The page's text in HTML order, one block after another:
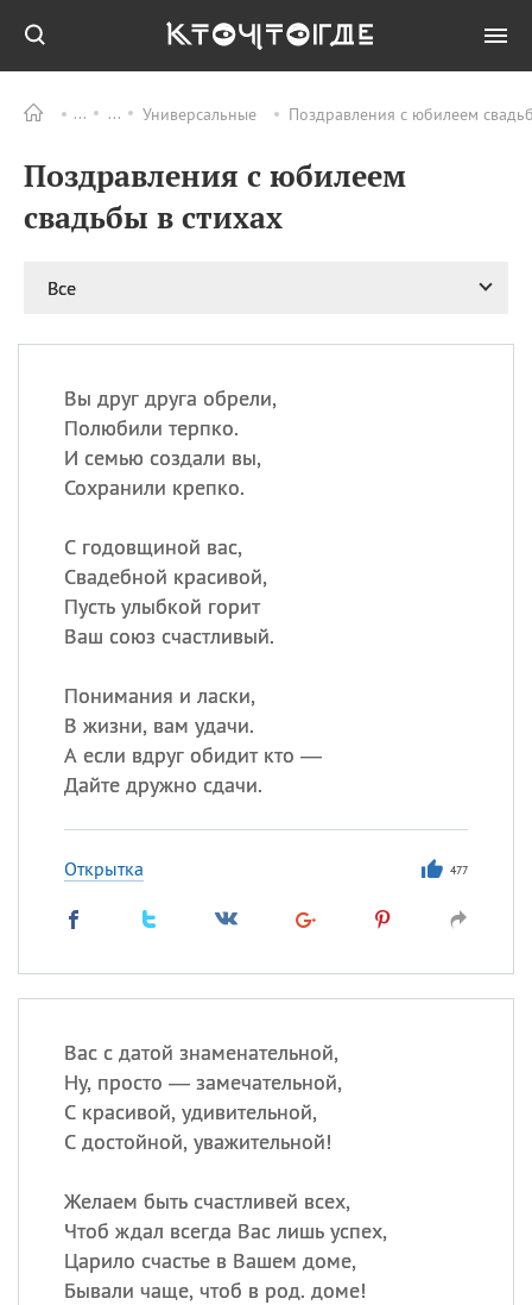
Универсальные Поздравления с юбилеем
Поздравления с юбилеем
свадьбы в стихах
Все
Вы друг друга обрели,
Полюбили терпко.
И семью создали вы,
Сохранили крепко.
С годовщиной вас,
Свадебной красивой,
Пусть улыбкой горит
Ваш союз счастливый.
Понимания и ласки,
В жизни, вам удачи.
А если вдруг обидит кто —
Дайте дружно сдачи.
Открытка 477
Вас с датой знаменательной,
Ну, просто — замечательной,
С красивой, удивительной,
С достойной, уважительной!
Желаем быть счастливей всех,
Чтоб ждал всегда Вас лишь успех,
Царило счастье в Вашем доме,
Бывали чаще, чтоб в род. доме!
ПРАЗДНИКИ Все
08.08 День «Счастье
случается» (Happiness
великомученика
ИМЕНА
Сегодня празднуют именины
Анна
Посмотреть значениеи